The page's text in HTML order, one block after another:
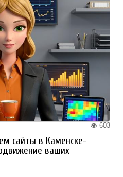
603
сайты в Каменске-
ваших